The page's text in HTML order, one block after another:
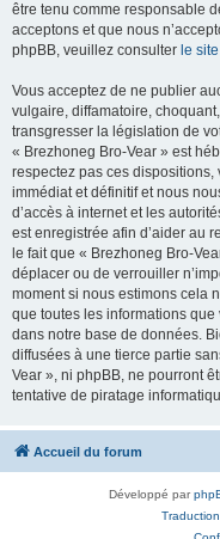
être tenu comme responsable
acceptons et que nous
phpBB, veuillez consulter le
Vous acceptez de ne publier
vulgaire, diffamatoire,
transgresser la législation de
« Brezhoneg Bro-Vear » est
respectez pas ces
immédiat et définitif et nous
d’accès à internet et les
est enregistrée afin d’aider au
le fait que « Brezhoneg Bro-
déplacer ou de verrouiller
moment si nous estimons cela
que toutes les informations
dans notre base de données.
diffusées à une tierce partie
Vear », ni phpBB, ne pourront
tentative de piratage
Accueil du forum
Développé par